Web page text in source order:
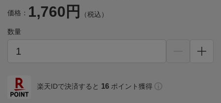
価格： 1,760円 （税込）
数量
楽天IDで決済すると 16 ポイント獲得